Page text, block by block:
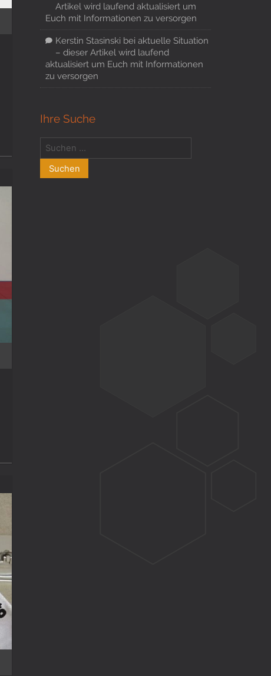
Artikel wird laufend aktualisiert um
Euch mit Informationen zu versorgen
Kerstin Stasinski bei aktuelle Situation
– dieser Artikel wird laufend
aktualisiert um Euch mit Informationen
zu versorgen
Ihre Suche